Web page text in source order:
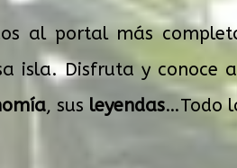
al portal más
isla. Disfruta y conoce
, sus leyendas…Todo